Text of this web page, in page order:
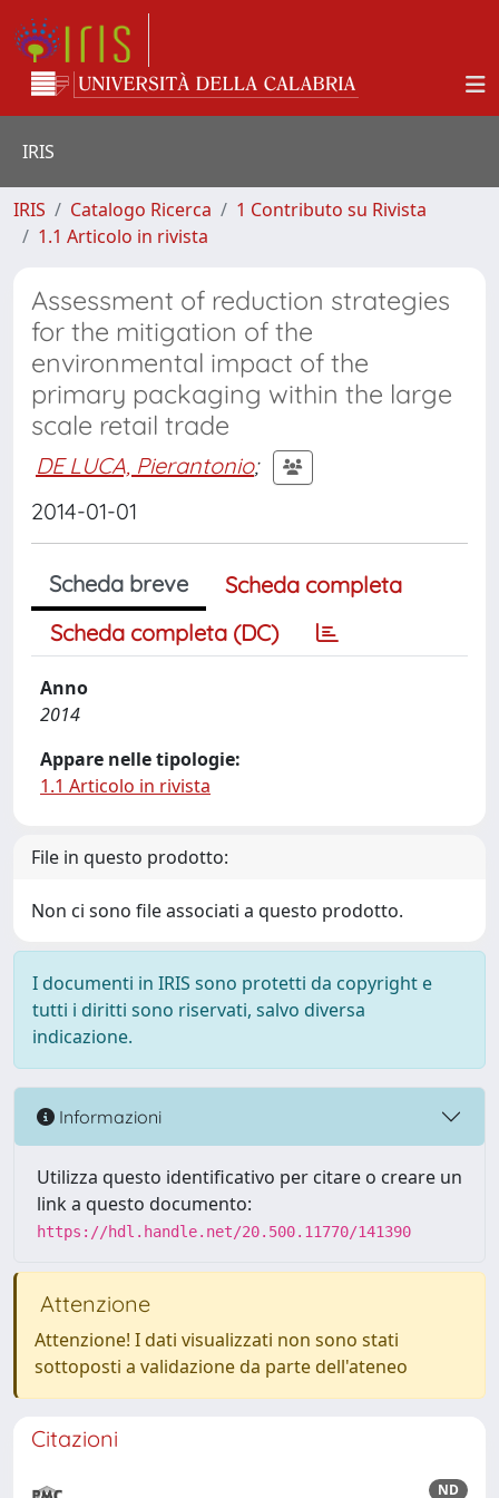
IRIS
IRIS Catalogo Ricerca
1 Contributo su Rivista
1.1 Articolo in rivista
Assessment of reduction strategies
for the mitigation of the
environmental impact of the
primary packaging within the large
scale retail trade
DE LUCA, Pierantonio;
2014-01-01
Scheda breve
Scheda completa
Scheda completa (DC)
Anno
2014
Appare nelle tipologie:
1.1 Articolo in rivista
File in questo prodotto:
Non ci sono file associati a questo prodotto.
I documenti in IRIS sono protetti da copyright e
tutti i diritti sono riservati, salvo diversa
indicazione.
Informazioni
Utilizza questo identificativo per citare o creare un
link a questo documento:
https://hdl.handle.net/20.500.11770/141390
Attenzione
Attenzione! I dati visualizzati non sono stati
sottoposti a validazione da parte dell'ateneo
Citazioni
ND